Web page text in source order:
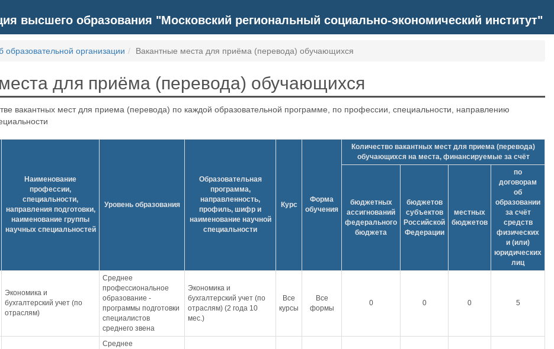
высшего образования "Московский региональный социально-экономический институт"
образовательной организации Вакантные места для приёма (перевода) обучающихся
для приёма (перевода) обучающихся
вакантных мест для приема (перевода) по каждой образовательной программе, по профессии, специальности, направлению
Наименование
профессии,
специальности,
направления подготовки,
наименование группы
научных специальностей
Уровень образования
Образовательная
программа,
направленность,
профиль, шифр и
наименование научной
специальности
Курс
Форма
обучения
Количество вакантных мест для приема (перевода)
обучающихся на места, финансируемые за счёт
бюджетных
ассигнований
федерального
бюджета
бюджетов
субъектов
Российской
Федерации
местных
бюджетов
по
договорам
об
образовании
за счёт
средств
физических
и (или)
юридических
лиц
Экономика и
бухгалтерский учет (по
отраслям)
Среднее
профессиональное
образование -
программы подготовки
специалистов
среднего звена
Экономика и
бухгалтерский учет (по
отраслям) (2 года 10
мес.)
Все
курсы
Все
формы
0 0 0 5
Среднее